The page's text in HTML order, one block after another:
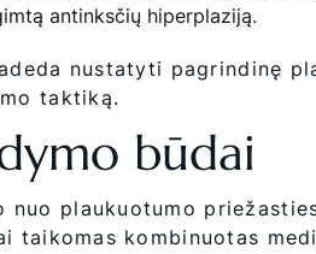
antinksčių hiperplaziją.
nustatyti pagrindinę
taktiką.
būdai
nuo plaukuotumo
taikomas kombinuotas